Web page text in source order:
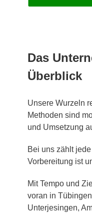
Das
Überblick
Unsere Wurzeln
Methoden sind
und Umsetzung
Bei uns zählt
Vorbereitung ist
Mit Tempo und
voran in
Unterjesingen,